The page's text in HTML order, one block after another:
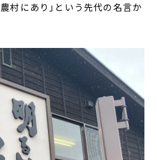
村にあり」という先代の名言か